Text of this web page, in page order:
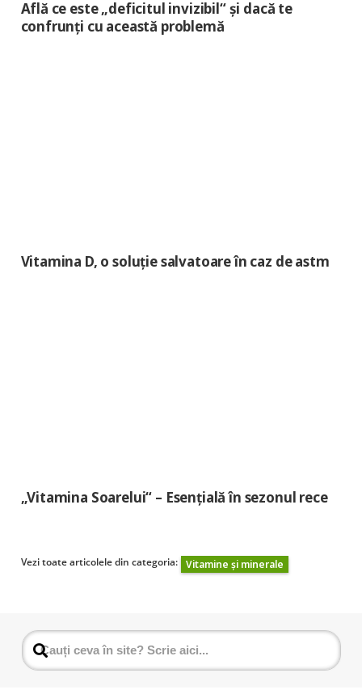
Află ce este „deficitul invizibil“ și dacă te
confrunți cu această problemă
Vitamina D, o soluție salvatoare în caz de astm
„Vitamina Soarelui“ – Esențială în sezonul rece
Vezi toate articolele din categoria: Vitamine și minerale